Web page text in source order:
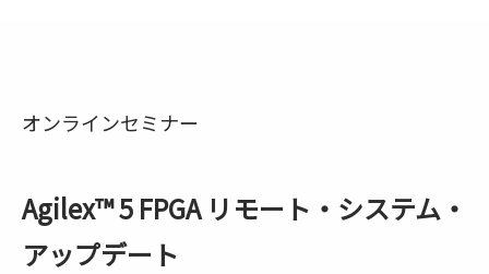
オンラインセミナー
Agilex™ 5 FPGA リモート・システム・
アップデート